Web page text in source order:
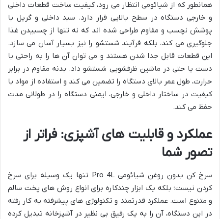
همانطور که از شیائومی انتظار می رود، کیفیت ساخت قطعات داخلی
و خارجی دستگاه در سطح بالایی قرار دارد. سبد داخلی و گریل با
پوشش نچسب و مقاوم طراحی شده اند که نه تنها از چسبیدن غذا
جلوگیری می کند، بلکه فرآیند شستشو را نیز بسیار آسان می سازد.
این قطعات قابل جدا شدن هستند و می توان آن ها را به راحتی با
دست یا حتی در ماشین ظرفشویی شستشو داد. بدنه مقاوم در برابر
حرارت، طول عمر بالای دستگاه را تضمین می کند و استفاده از مواد با
کیفیت در ساختار داخلی و خارجی، ایمنی دستگاه را در طولانی مدت
حفظ می کند.
عملکرد و قابلیت های آشپزی: فراتر از
تصور شما
سرخ کن بدون روغن شیائومی Pro 4L تنها یک وسیله برای سرخ
کردن نیست؛ بلکه یک ابزار چندکاره برای انواع روش های پخت سالم
و متنوع است. عملکرد قدرتمند و تکنولوژی های پیشرفته به کار رفته
در این دستگاه، آن را به یک رفیق بی نظیر در آشپزخانه تبدیل کرده